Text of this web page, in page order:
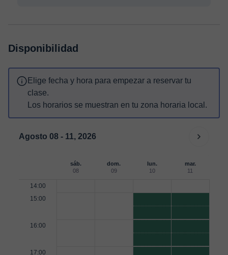
Disponibilidad
Elige fecha y hora para empezar a reservar tu
clase.
Los horarios se muestran en tu zona horaria local.
Agosto 08 - 11, 2026
sáb.
08
dom.
09
lun.
10
mar.
11
14:00
15:00
16:00
17:00